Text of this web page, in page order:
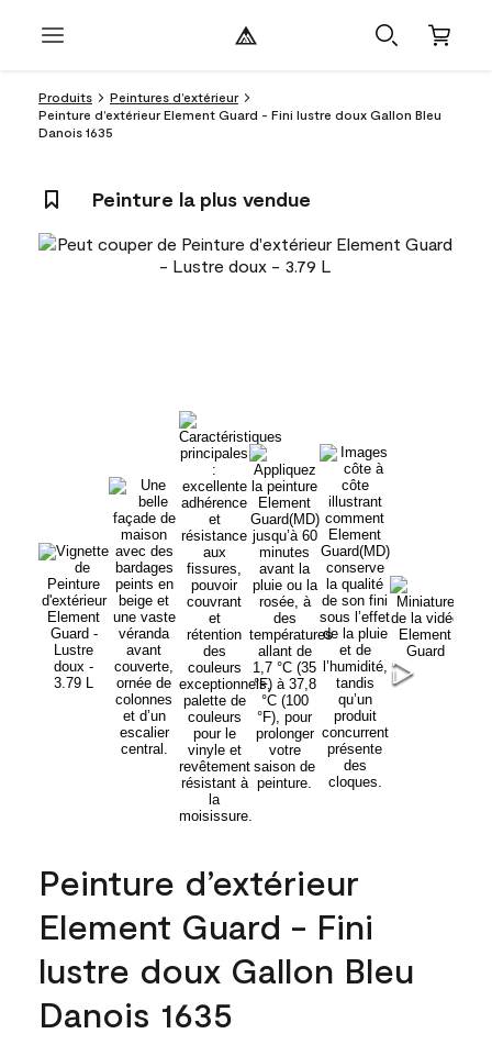
Produits
Peintures d’extérieur
Peinture d’extérieur Element Guard - Fini lustre doux Gallon Bleu
Danois 1635
Peinture la plus vendue
Peinture d’extérieur
Element Guard - Fini
lustre doux Gallon Bleu
Danois 1635